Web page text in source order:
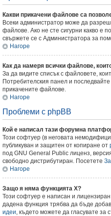
Какви прикачени файлове са
Всеки администратор може да
файлове. Ако не сте сигурни какво е
свържете се с Администратора за
Нагоре
Как да намеря всички файлове,
За да видите списък с файловете,
Потребителския панел и
прикачените файлове.
Нагоре
Проблеми с phpBB
Кой е написал тази форумна
Този софтуер (в неговата
публикуван и защитен от копиране от
под GNU General Public лиценз,
свободно дистрибутиран. Посетете
Нагоре
Защо я няма функцията X?
Този софтуер е написан и
дадена функция трябва да бъде
идеи, където можете да гласувате